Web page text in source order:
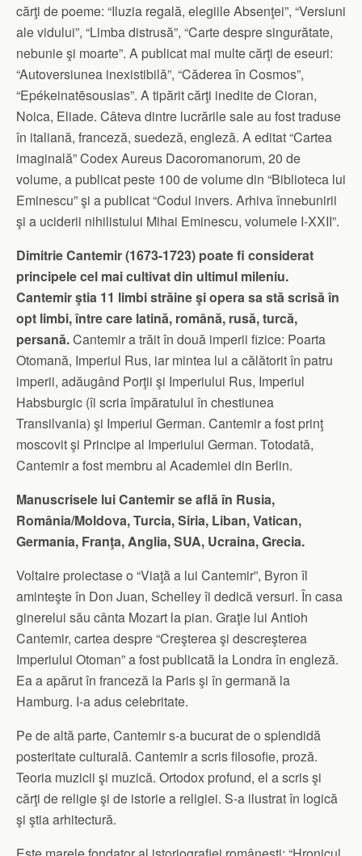
cărţi de poeme: “Iluzia regală, elegiile Absenţei”, “Versiuni
ale vidului”, “Limba distrusă”, “Carte despre singurătate,
nebunie şi moarte”. A publicat mai multe cărţi de eseuri:
“Autoversiunea inexistibilă”, “Căderea în Cosmos”,
“Epékeinatēsousias”. A tipărit cărţi inedite de Cioran,
Noica, Eliade. Câteva dintre lucrările sale au fost traduse
în italiană, franceză, suedeză, engleză. A editat “Cartea
imaginală” Codex Aureus Dacoromanorum, 20 de
volume, a publicat peste 100 de volume din “Biblioteca lui
Eminescu” şi a publicat “Codul invers. Arhiva înnebunirii
şi a uciderii nihilistului Mihai Eminescu, volumele I-XXII”.
Dimitrie Cantemir (1673-1723) poate fi considerat
principele cel mai cultivat din ultimul mileniu.
Cantemir ştia 11 limbi străine şi opera sa stă scrisă în
opt limbi, între care latină, română, rusă, turcă,
persană.Cantemir a trăit în două imperii fizice: Poarta
Otomană, Imperiul Rus, iar mintea lui a călătorit în patru
imperii, adăugând Porţii şi Imperiului Rus, Imperiul
Habsburgic (îi scria împăratului în chestiunea
Transilvania) şi Imperiul German. Cantemir a fost prinţ
moscovit şi Principe al Imperiului German. Totodată,
Cantemir a fost membru al Academiei din Berlin.
Manuscrisele lui Cantemir se află în Rusia,
România/Moldova, Turcia, Siria, Liban, Vatican,
Germania, Franţa, Anglia, SUA, Ucraina, Grecia.
Voltaire proiectase o “Viaţă a lui Cantemir”, Byron îl
aminteşte în Don Juan, Schelley îi dedică versuri. În casa
ginerelui său cânta Mozart la pian. Graţie lui Antioh
Cantemir, cartea despre “Creşterea şi descreşterea
Imperiului Otoman” a fost publicată la Londra în engleză.
Ea a apărut în franceză la Paris şi în germană la
Hamburg. I-a adus celebritate.
Pe de altă parte, Cantemir s-a bucurat de o splendidă
posteritate culturală. Cantemir a scris filosofie, proză.
Teoria muzicii şi muzică. Ortodox profund, el a scris şi
cărţi de religie şi de istorie a religiei. S-a ilustrat în logică
şi ştia arhitectură.